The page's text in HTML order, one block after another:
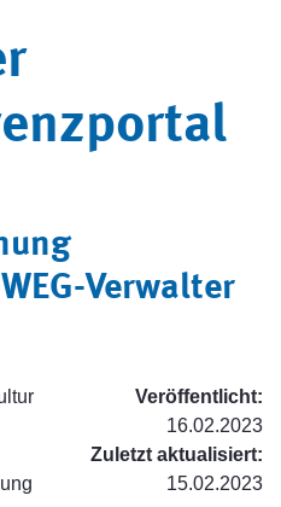
Verwalter
Veröffentlicht:
16.02.2023
Zuletzt aktualisiert:
15.02.2023